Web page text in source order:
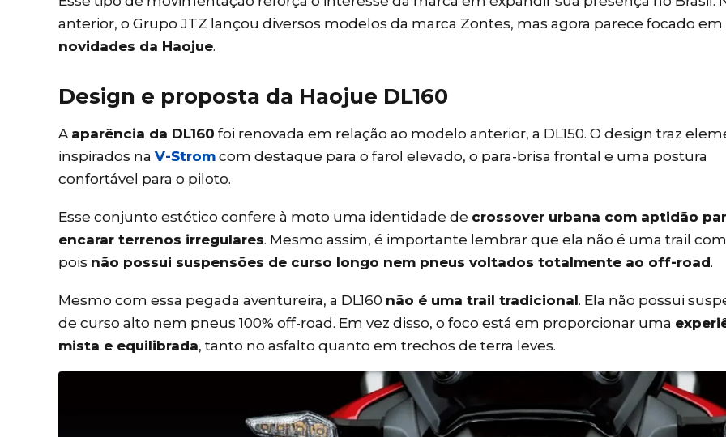
anterior, o Grupo JTZ lançou diversos modelos da marca Zontes, mas agora parece focado em
novidades da Haojue.
Design e proposta da Haojue DL160
A aparência da DL160 foi renovada em relação ao modelo anterior, a DL150. O design traz
inspirados na V-Strom com destaque para o farol elevado, o para-brisa frontal e uma postura
confortável para o piloto.
Esse conjunto estético confere à moto uma identidade de crossover urbana com aptidão
encarar terrenos irregulares. Mesmo assim, é importante lembrar que ela não é uma trail
pois não possui suspensões de curso longo nem pneus voltados totalmente ao off-road.
Mesmo com essa pegada aventureira, a DL160 não é uma trail tradicional. Ela não possui
de curso alto nem pneus 100% off-road. Em vez disso, o foco está em proporcionar uma
mista e equilibrada, tanto no asfalto quanto em trechos de terra leves.